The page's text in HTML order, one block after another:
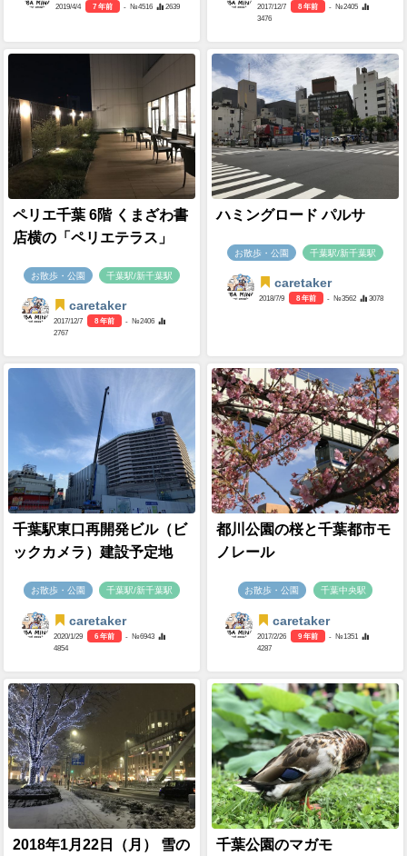
2019/4/4 7 年前 - №4516 2639 2017/12/7 8 年前
- №2405
3476
ペリエ千葉 6階 くまざわ書
店横の「ペリエテラス」
お散歩・公園 千葉駅/新千葉駅
caretaker
2017/12/7 8 年前
- №2406
2767
ハミングロード パルサ
お散歩・公園 千葉駅/新千葉駅
caretaker
2018/7/9 8 年前 - №3562 3078
千葉駅東口再開発ビル（ビ
ックカメラ）建設予定地
お散歩・公園 千葉駅/新千葉駅
caretaker
2020/1/29 6 年前
- №6943
4854
都川公園の桜と千葉都市モ
ノレール
お散歩・公園 千葉中央駅
caretaker
2017/2/26 9 年前
- №1351
4287
2018年1月22日（月） 雪の
千葉公園のマガモ